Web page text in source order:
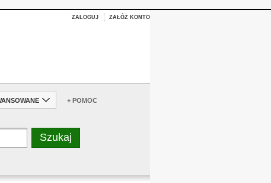
ZALOGUJ ZAŁÓŻ KONTO
+ POMOC